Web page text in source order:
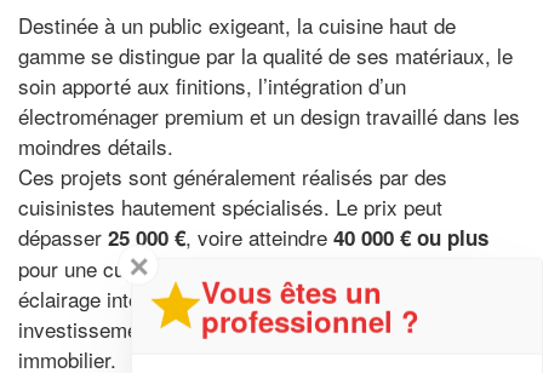
Destinée à un public exigeant, la cuisine haut de
gamme se distingue par la qualité de ses matériaux, le
soin apporté aux finitions, l’intégration d’un
électroménager premium et un design travaillé dans les
moindres détails.
Ces projets sont généralement réalisés par des
cuisinistes hautement spécialisés. Le prix peut
dépasser 25 000 €, voire atteindre 40 000 € ou plus
pour une cuisine complète avec domotique, îlot central,
éclairage intégré et finitions sur commande. C’est un
investissement durable qui valorise nettement le bien
immobilier.
✕
Vous êtes un
professionnel ?